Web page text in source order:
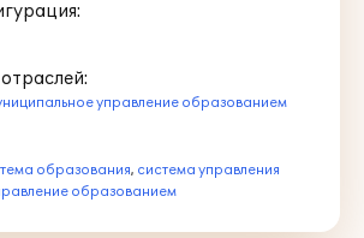
управление образованием
образования, система управления
образованием